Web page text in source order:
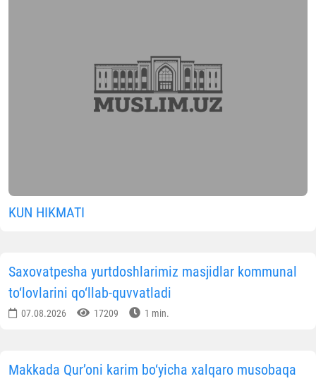
KUN HIKMATI
Saxovatpesha yurtdoshlarimiz masjidlar kommunal
to‘lovlarini qo‘llab-quvvatladi
07.08.2026 17209 1 min.
Makkada Qur’oni karim bo‘yicha xalqaro musobaqa